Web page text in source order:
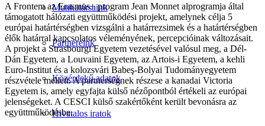
Munkatársaink
Partnereink
Közérdekű adatok
Hivatalos iratok
A Frontem az Erasmus+ program Jean Monnet alprogramja által
támogatott hálózati együttműködési projekt, amelynek célja 5
európai határtérségben vizsgálni a határrezsimek és a határtérségben
élők határral kapcsolatos véleményének, percepcióinak változásait.
A projekt a Strasbourgi Egyetem vezetésével valósul meg, a Dél-
Dán Egyetem, a Louvaini Egyetem, az Artois-i Egyetem, a kehli
Euro-Institut és a kolozsvári Babeş-Bolyai Tudományegyetem
részvétele mellett. A partnerségnek részese a kanadai Victoria
Egyetem is, amely egyfajta külső nézőpontból értékeli az európai
jelenségeket. A CESCI külső szakértőként került bevonásra az
együttműködésbe.